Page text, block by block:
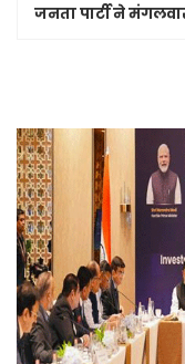
जनता पार्टी ने